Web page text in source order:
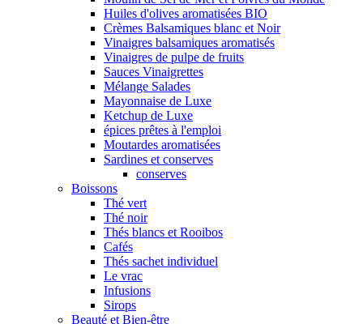
Huiles d'olives aromatisées BIO
Crèmes Balsamiques blanc et Noir
Vinaigres balsamiques aromatisés
Vinaigres de pulpe de fruits
Sauces Vinaigrettes
Mélange Salades
Mayonnaise de Luxe
Ketchup de Luxe
épices prêtes à l'emploi
Moutardes aromatisées
Sardines et conserves
conserves
Boissons
Thé vert
Thé noir
Thés blancs et Rooibos
Cafés
Thés sachet individuel
Le vrac
Infusions
Sirops
Beauté et Bien-être